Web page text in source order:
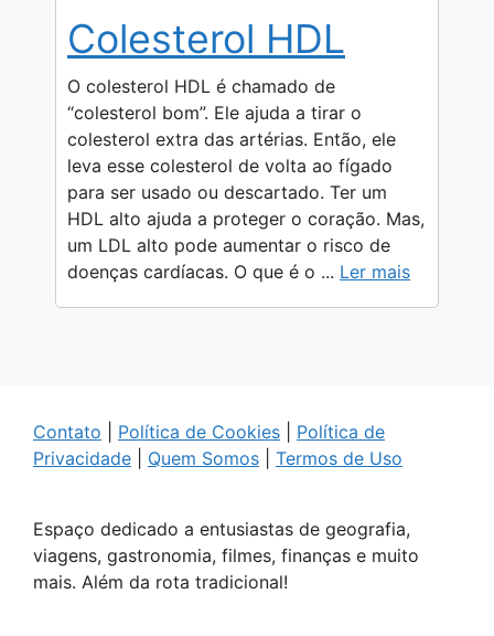
Colesterol HDL
O colesterol HDL é chamado de
“colesterol bom”. Ele ajuda a tirar o
colesterol extra das artérias. Então, ele
leva esse colesterol de volta ao fígado
para ser usado ou descartado. Ter um
HDL alto ajuda a proteger o coração. Mas,
um LDL alto pode aumentar o risco de
doenças cardíacas. O que é o ... Ler mais
Contato Política de Cookies
Política de
Privacidade
Quem Somos Termos de Uso
Espaço dedicado a entusiastas de geografia,
viagens, gastronomia, filmes, finanças e muito
mais. Além da rota tradicional!